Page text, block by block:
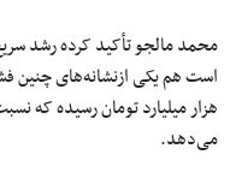
محمد مالجو تأکید کرده رشد
می‌دهد.